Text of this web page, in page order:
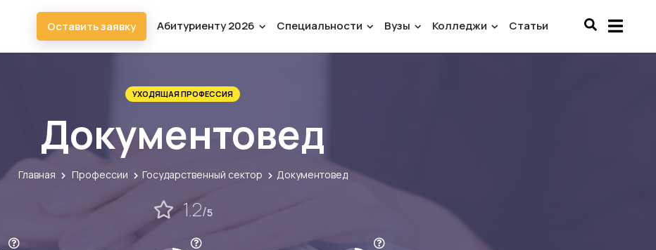
Оставить заявку Абитуриенту 2026 Специальности Вузы Колледжи Статьи
УХОДЯЩАЯ ПРОФЕССИЯ
Документовед
Главная Профессии Государственный сектор Документовед
1.2/5